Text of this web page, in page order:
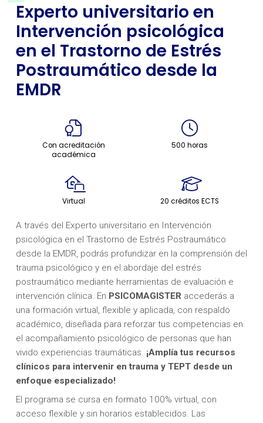
Experto universitario en
Intervención psicológica
en el Trastorno de Estrés
Postraumático desde la
EMDR
Con acreditación
académica
500 horas
Virtual 20 créditos ECTS
A través del Experto universitario en Intervención
psicológica en el Trastorno de Estrés Postraumático
desde la EMDR, podrás profundizar en la comprensión del
trauma psicológico y en el abordaje del estrés
postraumático mediante herramientas de evaluación e
intervención clínica. En PSICOMAGISTER accederás a
una formación virtual, flexible y aplicada, con respaldo
académico, diseñada para reforzar tus competencias en
el acompañamiento psicológico de personas que han
vivido experiencias traumáticas. ¡Amplía tus recursos
clínicos para intervenir en trauma y TEPT desde un
enfoque especializado!
El programa se cursa en formato 100% virtual, con
acceso flexible y sin horarios establecidos. Las